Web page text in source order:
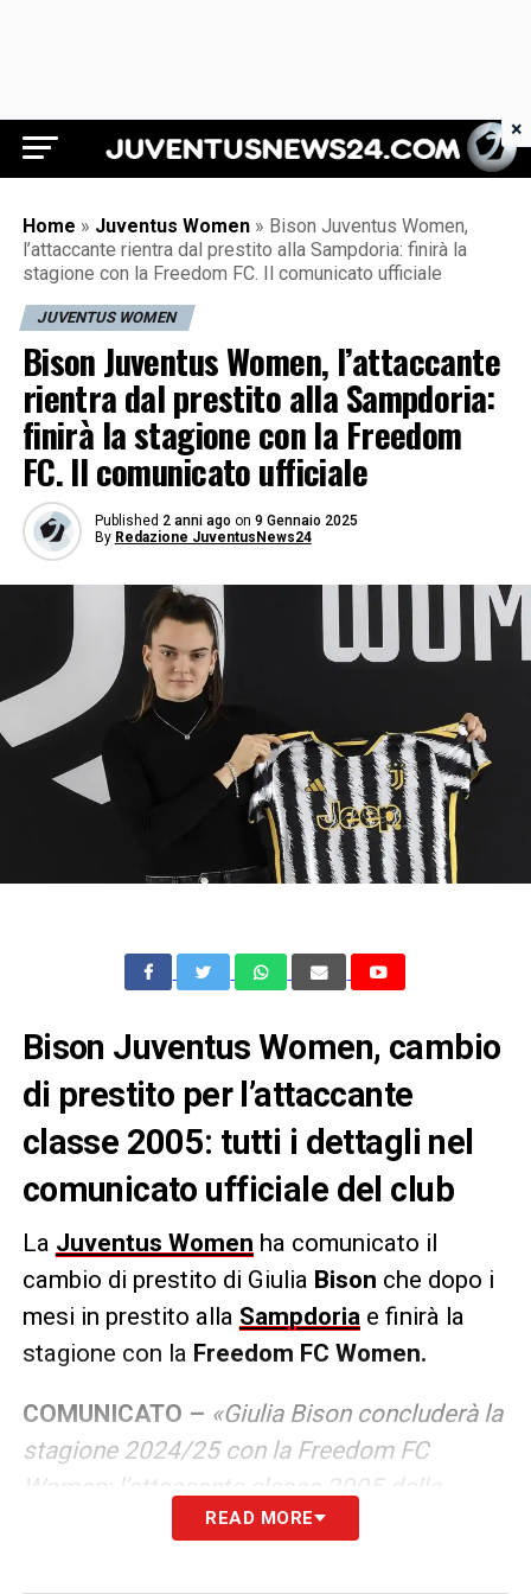
Juventus News 24
Home » Juventus Women » Bison Juventus Women,
l’attaccante rientra dal prestito alla Sampdoria: finirà la
stagione con la Freedom FC. Il comunicato ufficiale
JUVENTUS WOMEN
Bison Juventus Women, l’attaccante
rientra dal prestito alla Sampdoria:
finirà la stagione con la Freedom
FC. Il comunicato ufficiale
Published 2 anni ago on 9 Gennaio 2025
By Redazione JuventusNews24
Bison Juventus Women, cambio
di prestito per l’attaccante
classe 2005: tutti i dettagli nel
comunicato ufficiale del club
La Juventus Women ha comunicato il
cambio di prestito di Giulia Bison che dopo i
mesi in prestito alla Sampdoriae finirà la
stagione con la Freedom FC Women.
COMUNICATO – «Giulia Bison concluderà la
stagione 2024/25 con la Freedom FC
Women: l’attaccante classe 2005 della
Juventus Women passa in prestito alla
READ MORE
×